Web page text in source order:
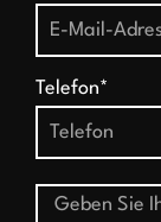
Telefon*